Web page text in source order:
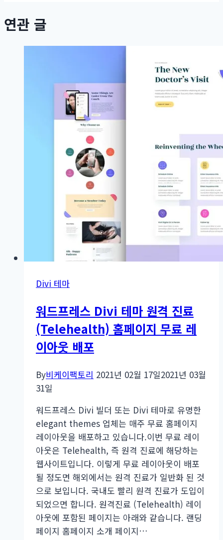
연관 글
Divi 테마
워드프레스 Divi 테마 원격 진료
(Telehealth) 홈페이지 무료 레
이아웃 배포
By비케이팩토리 2021년 02월 17일2021년 03월
31일
워드프레스 Divi 빌더 또는 Divi 테마로 유명한
elegant themes 업체는 매주 무료 홈페이지
레이아웃을 배포하고 있습니다.이번 무료 레이
아웃은 Telehealth, 즉 원격 진료에 해당하는
웹사이트입니다. 이렇게 무료 레이아웃이 배포
될 정도면 해외에서는 원격 진료가 일반화 된 것
으로 보입니다. 국내도 빨리 원격 진료가 도입이
되었으면 합니다. 원격진료 (Telehealth) 레이
아웃에 포함된 페이지는 아래와 같습니다. 랜딩
페이지 홈페이지 소개 페이지…